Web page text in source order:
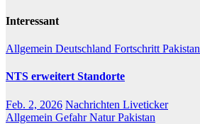
Interessant
Allgemein Deutschland Fortschritt Pakistan
NTS erweitert Standorte
Feb. 2, 2026 Nachrichten Liveticker
Allgemein GefahrNaturPakistan